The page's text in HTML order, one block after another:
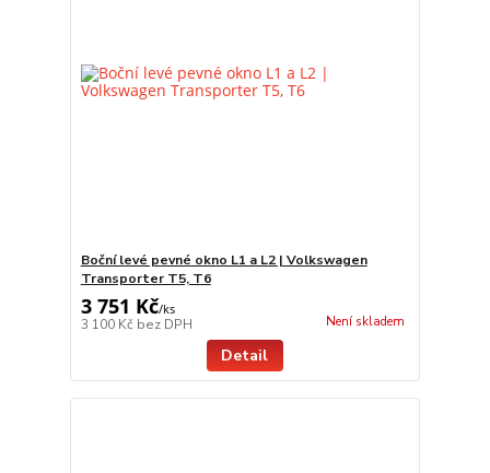
Boční levé pevné okno L1 a L2 | Volkswagen
Transporter T5, T6
3 751 Kč/ks
3 100 Kč bez DPH Není skladem
Detail